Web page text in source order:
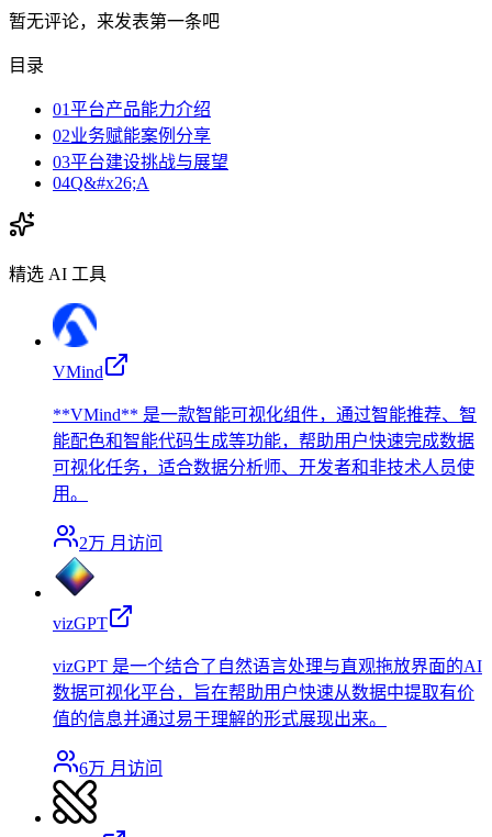
暂无评论，来发表第一条吧
目录
01平台产品能力介绍
02业务赋能案例分享
03平台建设挑战与展望
04Q&#x26;A
精选 AI 工具
VMind
**VMind** 是一款智能可视化组件，通过智能推荐、智
能配色和智能代码生成等功能，帮助用户快速完成数据
可视化任务，适合数据分析师、开发者和非技术人员使
用。
2万 月访问
vizGPT
vizGPT 是一个结合了自然语言处理与直观拖放界面的AI
数据可视化平台，旨在帮助用户快速从数据中提取有价
值的信息并通过易于理解的形式展现出来。
6万 月访问